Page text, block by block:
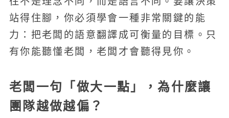
站得住腳，你必須學會一種非常關鍵的能
力：把老闆的語意翻譯成可衡量的目標。只
有你能聽懂老闆，老闆才會聽得見你。
老闆一句「做大一點」，為什麼讓
團隊越做越偏？